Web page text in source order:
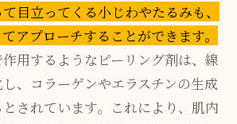
目立ってくる小じわやたるみも、
アプローチすることができます。
用するようなピーリング剤は、線
、コラーゲンやエラスチンの生成
されています。これにより、肌内